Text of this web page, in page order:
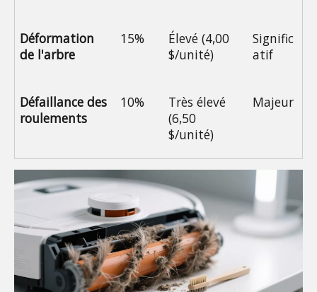
Déformation
de l'arbre
15%
Élevé (4,00
$/unité)
Signific
atif
Défaillance des
roulements
10%
Très élevé
(6,50
$/unité)
Majeur